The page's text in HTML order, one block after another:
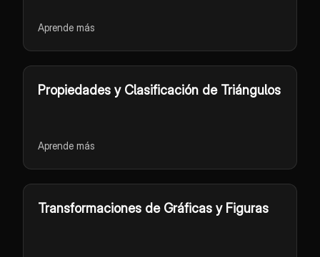
Aprende más
Propiedades y Clasificación de Triángulos
Aprende más
Transformaciones de Gráficas y Figuras